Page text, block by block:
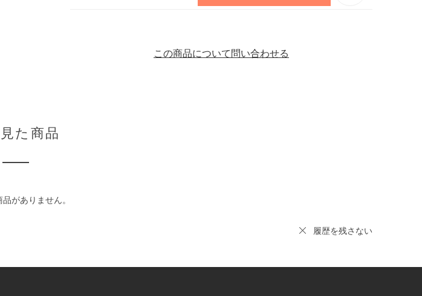
この商品について問い合わせる
た商品
がありません。
履歴を残さない